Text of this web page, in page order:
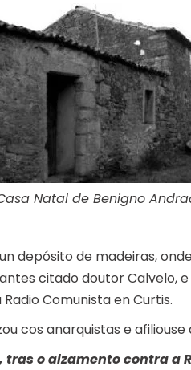
Natal de Benigno
depósito de madeiras,
citado doutor Calvelo,
Comunista en Curtis.
cos anarquistas e afiliouse
o alzamento contra a